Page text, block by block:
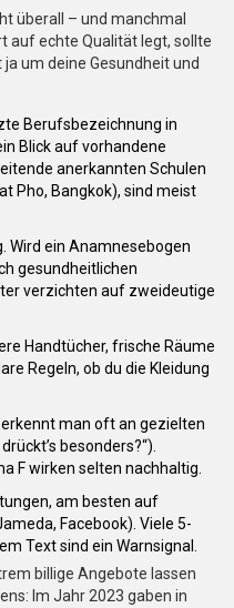
überall – und manchmal
auf echte Qualität legt, sollte
um deine Gesundheit und
Berufsbezeichnung in
Blick auf vorhandene
anerkannten Schulen
Pho, Bangkok), sind meist
Wird ein Anamnesebogen
gesundheitlichen
verzichten auf zweideutige
Handtücher, frische Räume
Regeln, ob du die Kleidung
man oft an gezielten
besonders?“).
F wirken selten nachhaltig.
am besten auf
Facebook). Viele 5-
Text sind ein Warnsignal.
billige Angebote lassen
Im Jahr 2023 gaben in